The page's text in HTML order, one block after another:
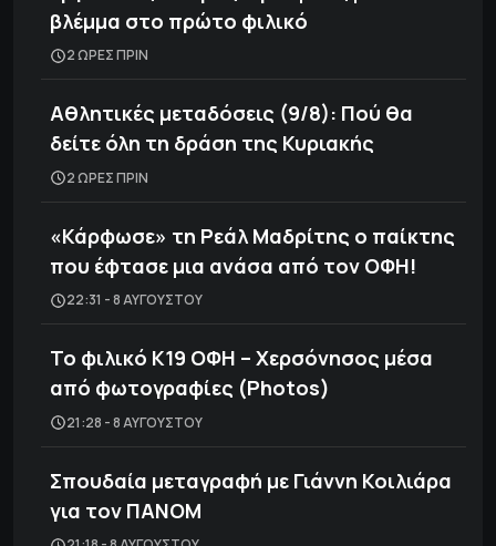
βλέμμα στο πρώτο φιλικό
2 ΩΡΕΣ ΠΡΙΝ
Αθλητικές μεταδόσεις (9/8): Πού θα
δείτε όλη τη δράση της Κυριακής
2 ΩΡΕΣ ΠΡΙΝ
«Κάρφωσε» τη Ρεάλ Μαδρίτης ο παίκτης
που έφτασε μια ανάσα από τον ΟΦΗ!
22:31 - 8 ΑΥΓΟΎΣΤΟΥ
Το φιλικό Κ19 ΟΦΗ – Χερσόνησος μέσα
από φωτογραφίες (Photos)
21:28 - 8 ΑΥΓΟΎΣΤΟΥ
Σπουδαία μεταγραφή με Γιάννη Κοιλιάρα
για τον ΠΑΝΟΜ